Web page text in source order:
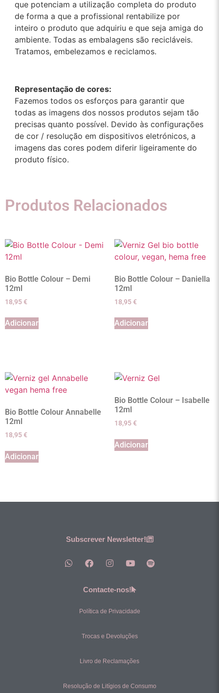
que potenciam a utilização completa do produto
de forma a que a profissional rentabilize por
inteiro o produto que adquiriu e que seja amiga do
ambiente. Todas as embalagens são recicláveis.
Tratamos, embelezamos e reciclamos.
Representação de cores:
Fazemos todos os esforços para garantir que
todas as imagens dos nossos produtos sejam tão
precisas quanto possível. Devido às configurações
de cor / resolução em dispositivos eletrónicos, a
imagens das cores podem diferir ligeiramente do
produto físico.
Produtos Relacionados
Bio Bottle Colour – Demi
12ml
18,95€
Adicionar
Bio Bottle Colour – Daniella
12ml
18,95€
Adicionar
Bio Bottle Colour Annabelle
12ml
18,95€
Adicionar
Bio Bottle Colour – Isabelle
12ml
18,95€
Adicionar
Subscrever Newsletter!
Contacte-nos!
Política de Privacidade
Trocas e Devoluções
Livro de Reclamações
Resolução de Litígios de Consumo